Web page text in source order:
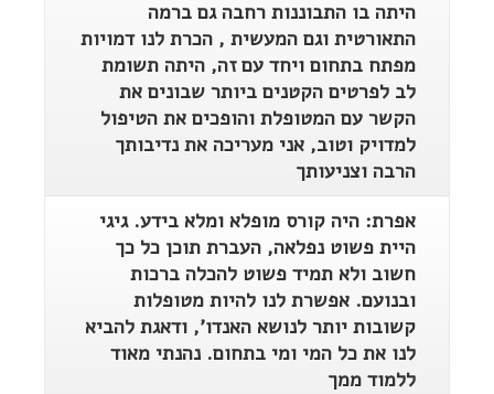
היתה בו התבוננות רחבה גם ברמה
התאורטית וגם המעשית , הכרת לנו דמויות
מפתח בתחום ויחד עם זה, היתה תשומת
לב לפרטים הקטנים ביותר שבונים את
הקשר עם המטופלת והופכים את הטיפול
למדויק וטוב, אני מעריכה את נדיבותך
הרבה וצניעותך
אפרת: היה קורס מופלא ומלא בידע. גיגי
היית פשוט נפלאה, העברת תוכן כל כך
חשוב ולא תמיד פשוט להכלה ברכות
ובנועם. אפשרת לנו להיות מטופלות
קשובות יותר לנושא האנדו', ודאגת להביא
לנו את כל המי ומי בתחום. נהנתי מאוד
ללמוד ממך